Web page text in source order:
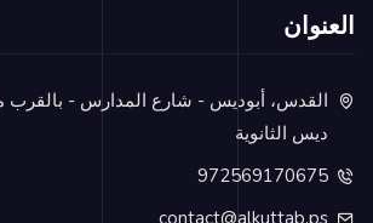
العنوان
القدس، أبوديس - شارع المدارس - بالقرب
ديس الثانوية
972569170675
contact@alkuttab.ps